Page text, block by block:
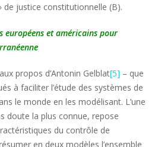
de justice constitutionnelle (B).
européens et américains pour
propos d’Antonin Gelblat[5] – que
à faciliter l’étude des systèmes de
le monde en les modélisant. L’une
doute la plus connue, repose
du contrôle de
en deux modèles l’ensemble